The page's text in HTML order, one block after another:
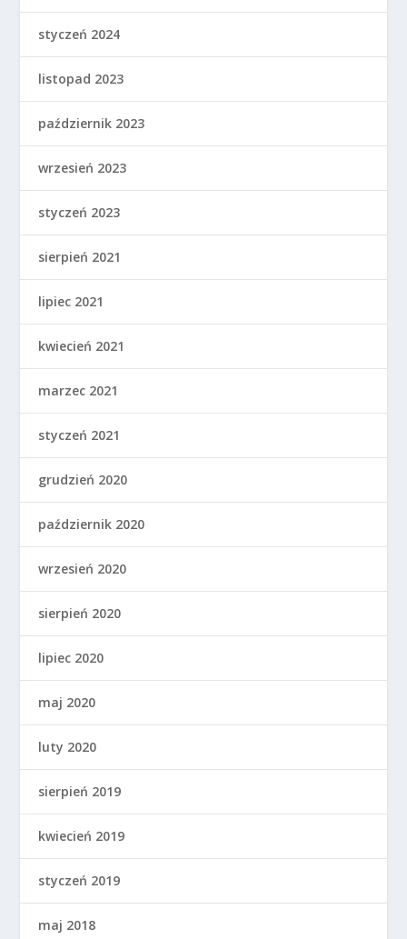
styczeń 2024
listopad 2023
październik 2023
wrzesień 2023
styczeń 2023
sierpień 2021
lipiec 2021
kwiecień 2021
marzec 2021
styczeń 2021
grudzień 2020
październik 2020
wrzesień 2020
sierpień 2020
lipiec 2020
maj 2020
luty 2020
sierpień 2019
kwiecień 2019
styczeń 2019
maj 2018